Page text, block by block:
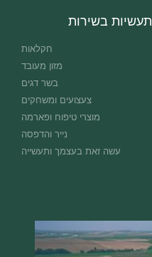
תעשיות בשירות
חקלאות
מזון מעובד
בשר דגים
צעצועים ומשחקים
מוצרי טיפוח ופארמה
נייר והדפסה
עשה זאת בעצמך ותעשייה